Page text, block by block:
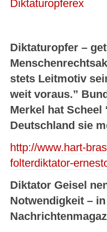
Diktaturopfer –
stets Leitmotiv
weit voraus.”
Merkel hat Scheel
Deutschland sie
http://www.hart-
folterdiktator-
Diktator Geisel
Notwendigkeit –